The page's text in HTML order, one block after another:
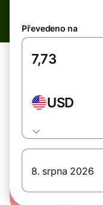
Převedeno na
USD
8. srpna 2026